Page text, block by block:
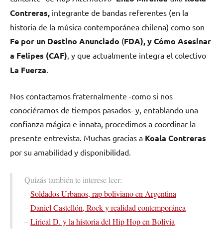
Contreras, integrante de bandas referentes (en la
historia de la música contemporánea chilena) como son
Fe por un Destino Anunciado (FDA), y Cómo Asesinar
a Felipes (CAF) , y que actualmente integra el colectivo
La Fuerza
Nos contactamos fraternalmente -como si nos
conociéramos de tiempos pasados- y, entablando una
confianza mágica e innata, procedimos a coordinar la
presente entrevista. Muchas gracias a Koala Contreras
por su amabilidad y disponibilidad.
Quizás también te interese leer:
–Soldados Urbanos, rap boliviano en Argentina
–Daniel Castellón, Rock y realidad contemporánea
–Lirical D. y la historia del Hip Hop en Bolivia